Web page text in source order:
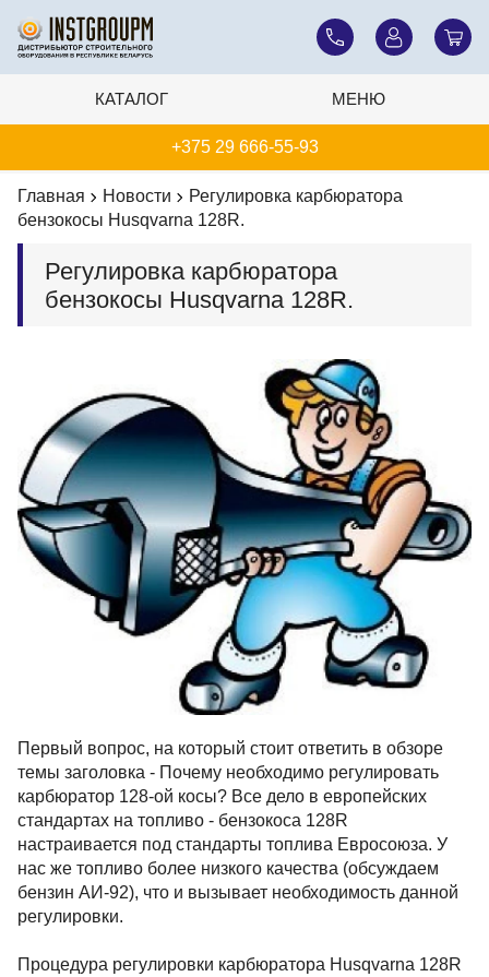
КАТАЛОГ МЕНЮ
+375 29 666-55-93
Главная Новости
Регулировка карбюратора
бензокосы Husqvarna 128R.
Регулировка карбюратора
бензокосы Husqvarna 128R.
Первый вопрос, на который стоит ответить в обзоре
темы заголовка - Почему необходимо регулировать
карбюратор 128-ой косы? Все дело в европейских
стандартах на топливо - бензокоса 128R
настраивается под стандарты топлива Евросоюза. У
нас же топливо более низкого качества (обсуждаем
бензин АИ-92), что и вызывает необходимость данной
регулировки.
Процедура регулировки карбюратора Husqvarna 128R